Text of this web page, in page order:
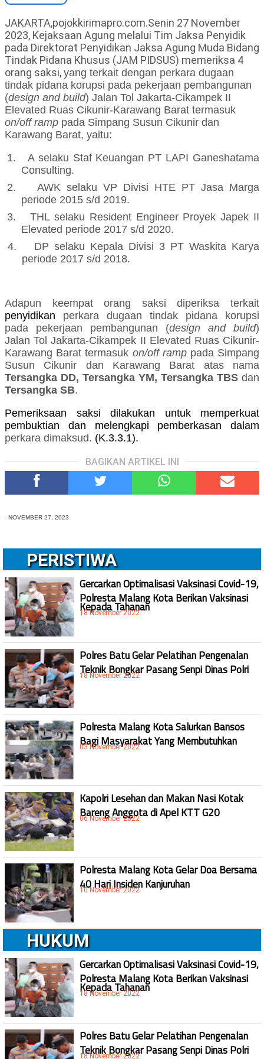
JAKARTA,pojokkirimapro.com.Senin 27 November
2023, Kejaksaan Agung melalui Tim Jaksa Penyidik
pada Direktorat Penyidikan Jaksa Agung Muda Bidang
Tindak Pidana Khusus (JAM PIDSUS) memeriksa 4
orang saksi, yang terkait dengan perkara dugaan
tindak pidana korupsi pada pekerjaan pembangunan
(design and build) Jalan Tol Jakarta-Cikampek II
Elevated Ruas Cikunir-Karawang Barat termasuk
on/off ramp pada Simpang Susun Cikunir dan
Karawang Barat, yaitu:
1.
A selaku Staf Keuangan PT LAPI Ganeshatama
Consulting.
2.
AWK selaku VP Divisi HTE PT Jasa Marga
periode 2015 s/d 2019.
3.
THL selaku Resident Engineer Proyek Japek II
Elevated periode 2017 s/d 2020.
4.
DP selaku Kepala Divisi 3 PT Waskita Karya
periode 2017 s/d 2018.
Adapun keempat orang saksi diperiksa terkait
penyidikan perkara dugaan tindak pidana korupsi
pada pekerjaan pembangunan (design and build)
Jalan Tol Jakarta-Cikampek II Elevated Ruas Cikunir-
Karawang Barat termasuk on/off ramppada Simpang
Susun Cikunir dan Karawang Barat atas nama
Tersangka DD, Tersangka YM, Tersangka TBS dan
Tersangka SB.
Pemeriksaan saksi dilakukan untuk memperkuat
pembuktian dan melengkapi pemberkasan dalam
perkara dimaksud. (K.3.3.1).
BAGIKAN ARTIKEL INI
- NOVEMBER 27, 2023
PERISTIWA
Gercarkan Optimalisasi Vaksinasi Covid-19,
Polresta Malang Kota Berikan Vaksinasi
Kepada Tahanan
18 November 2022
Polres Batu Gelar Pelatihan Pengenalan
Teknik Bongkar Pasang Senpi Dinas Polri
18 November 2022
Polresta Malang Kota Salurkan Bansos
Bagi Masyarakat Yang Membutuhkan
03 November 2022
Kapolri Lesehan dan Makan Nasi Kotak
Bareng Anggota di Apel KTT G20
06 November 2022
Polresta Malang Kota Gelar Doa Bersama
40 Hari Insiden Kanjuruhan
10 November 2022
HUKUM
Gercarkan Optimalisasi Vaksinasi Covid-19,
Polresta Malang Kota Berikan Vaksinasi
Kepada Tahanan
18 November 2022
Polres Batu Gelar Pelatihan Pengenalan
Teknik Bongkar Pasang Senpi Dinas Polri
18 November 2022